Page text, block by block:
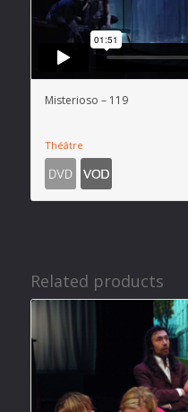
Misterioso – 119
Théâtre
Related products